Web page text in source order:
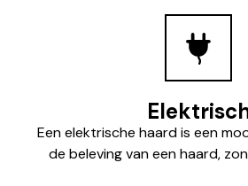
Een elektrische haard is een
de beleving van een haard,